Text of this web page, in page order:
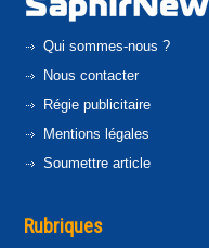
Qui sommes-nous ?
Nous contacter
Régie publicitaire
Mentions légales
Soumettre article
Rubriques